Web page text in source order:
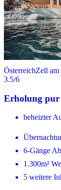
ÖsterreichZell am
3.5/6
Erholung pur
beheizter
6-Gänge
1.300m²
5 weitere